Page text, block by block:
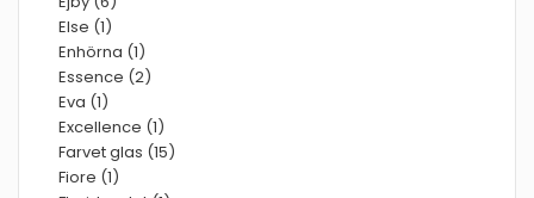
Else (1)
Enhörna (1)
Essence (2)
Eva (1)
Excellence (1)
Farvet glas (15)
Fiore (1)